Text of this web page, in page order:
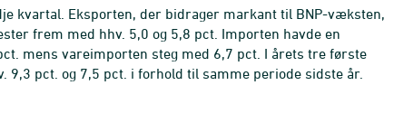
kvartal. Eksporten, der bidrager markant til BNP-væksten,
frem med hhv. 5,0 og 5,8 pct. Importen havde en
mens vareimporten steg med 6,7 pct. I årets tre første
pct. og 7,5 pct. i forhold til samme periode sidste år.